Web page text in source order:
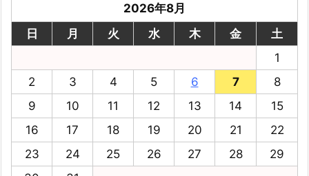
2026年8月
日
月 火 水 木 金
土
1
2
3 4 5 6 7
8
9
10 11 12 13 14
15
16
17 18 19 20 21
22
23
24 25 26 27 28
29